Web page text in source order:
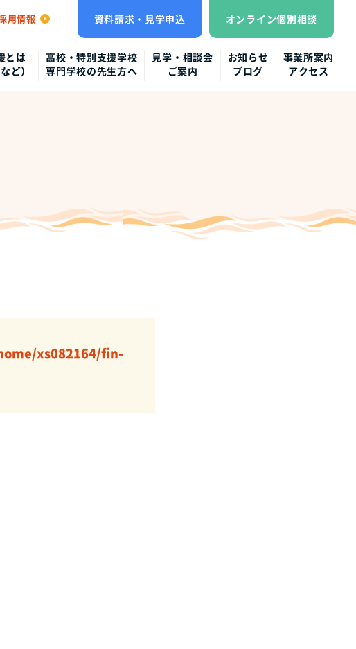
用情報 資料請求・見学申込 オンライン個別相談
とは
ど）
高校・特別支援学校
専門学校の先生方へ
見学・相談会
ご案内
お知らせ
ブログ
事業所案内
アクセス
xs082164/fin-